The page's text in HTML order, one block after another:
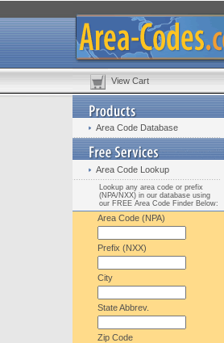
View Cart
Area Code Database
Area Code Lookup
Lookup any area code or prefix
(NPA/NXX) in our database using
our FREE Area Code Finder Below:
Area Code (NPA)
Prefix (NXX)
City
State Abbrev.
Zip Code